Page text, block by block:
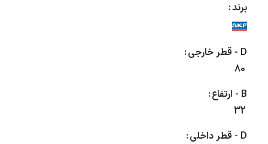
برند
D - قطر خارجی
80
B - ارتفاع
32
D - قطر داخلی